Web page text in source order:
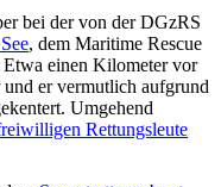
bei der von der DGzRS
, dem Maritime Rescue
einen Kilometer vor
er vermutlich aufgrund
Umgehend
Rettungsleute